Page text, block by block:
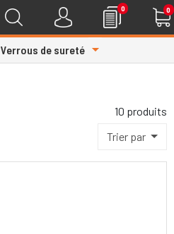
0 0
Verrous de sureté Toggle Dropdown
10 produits
Trier par